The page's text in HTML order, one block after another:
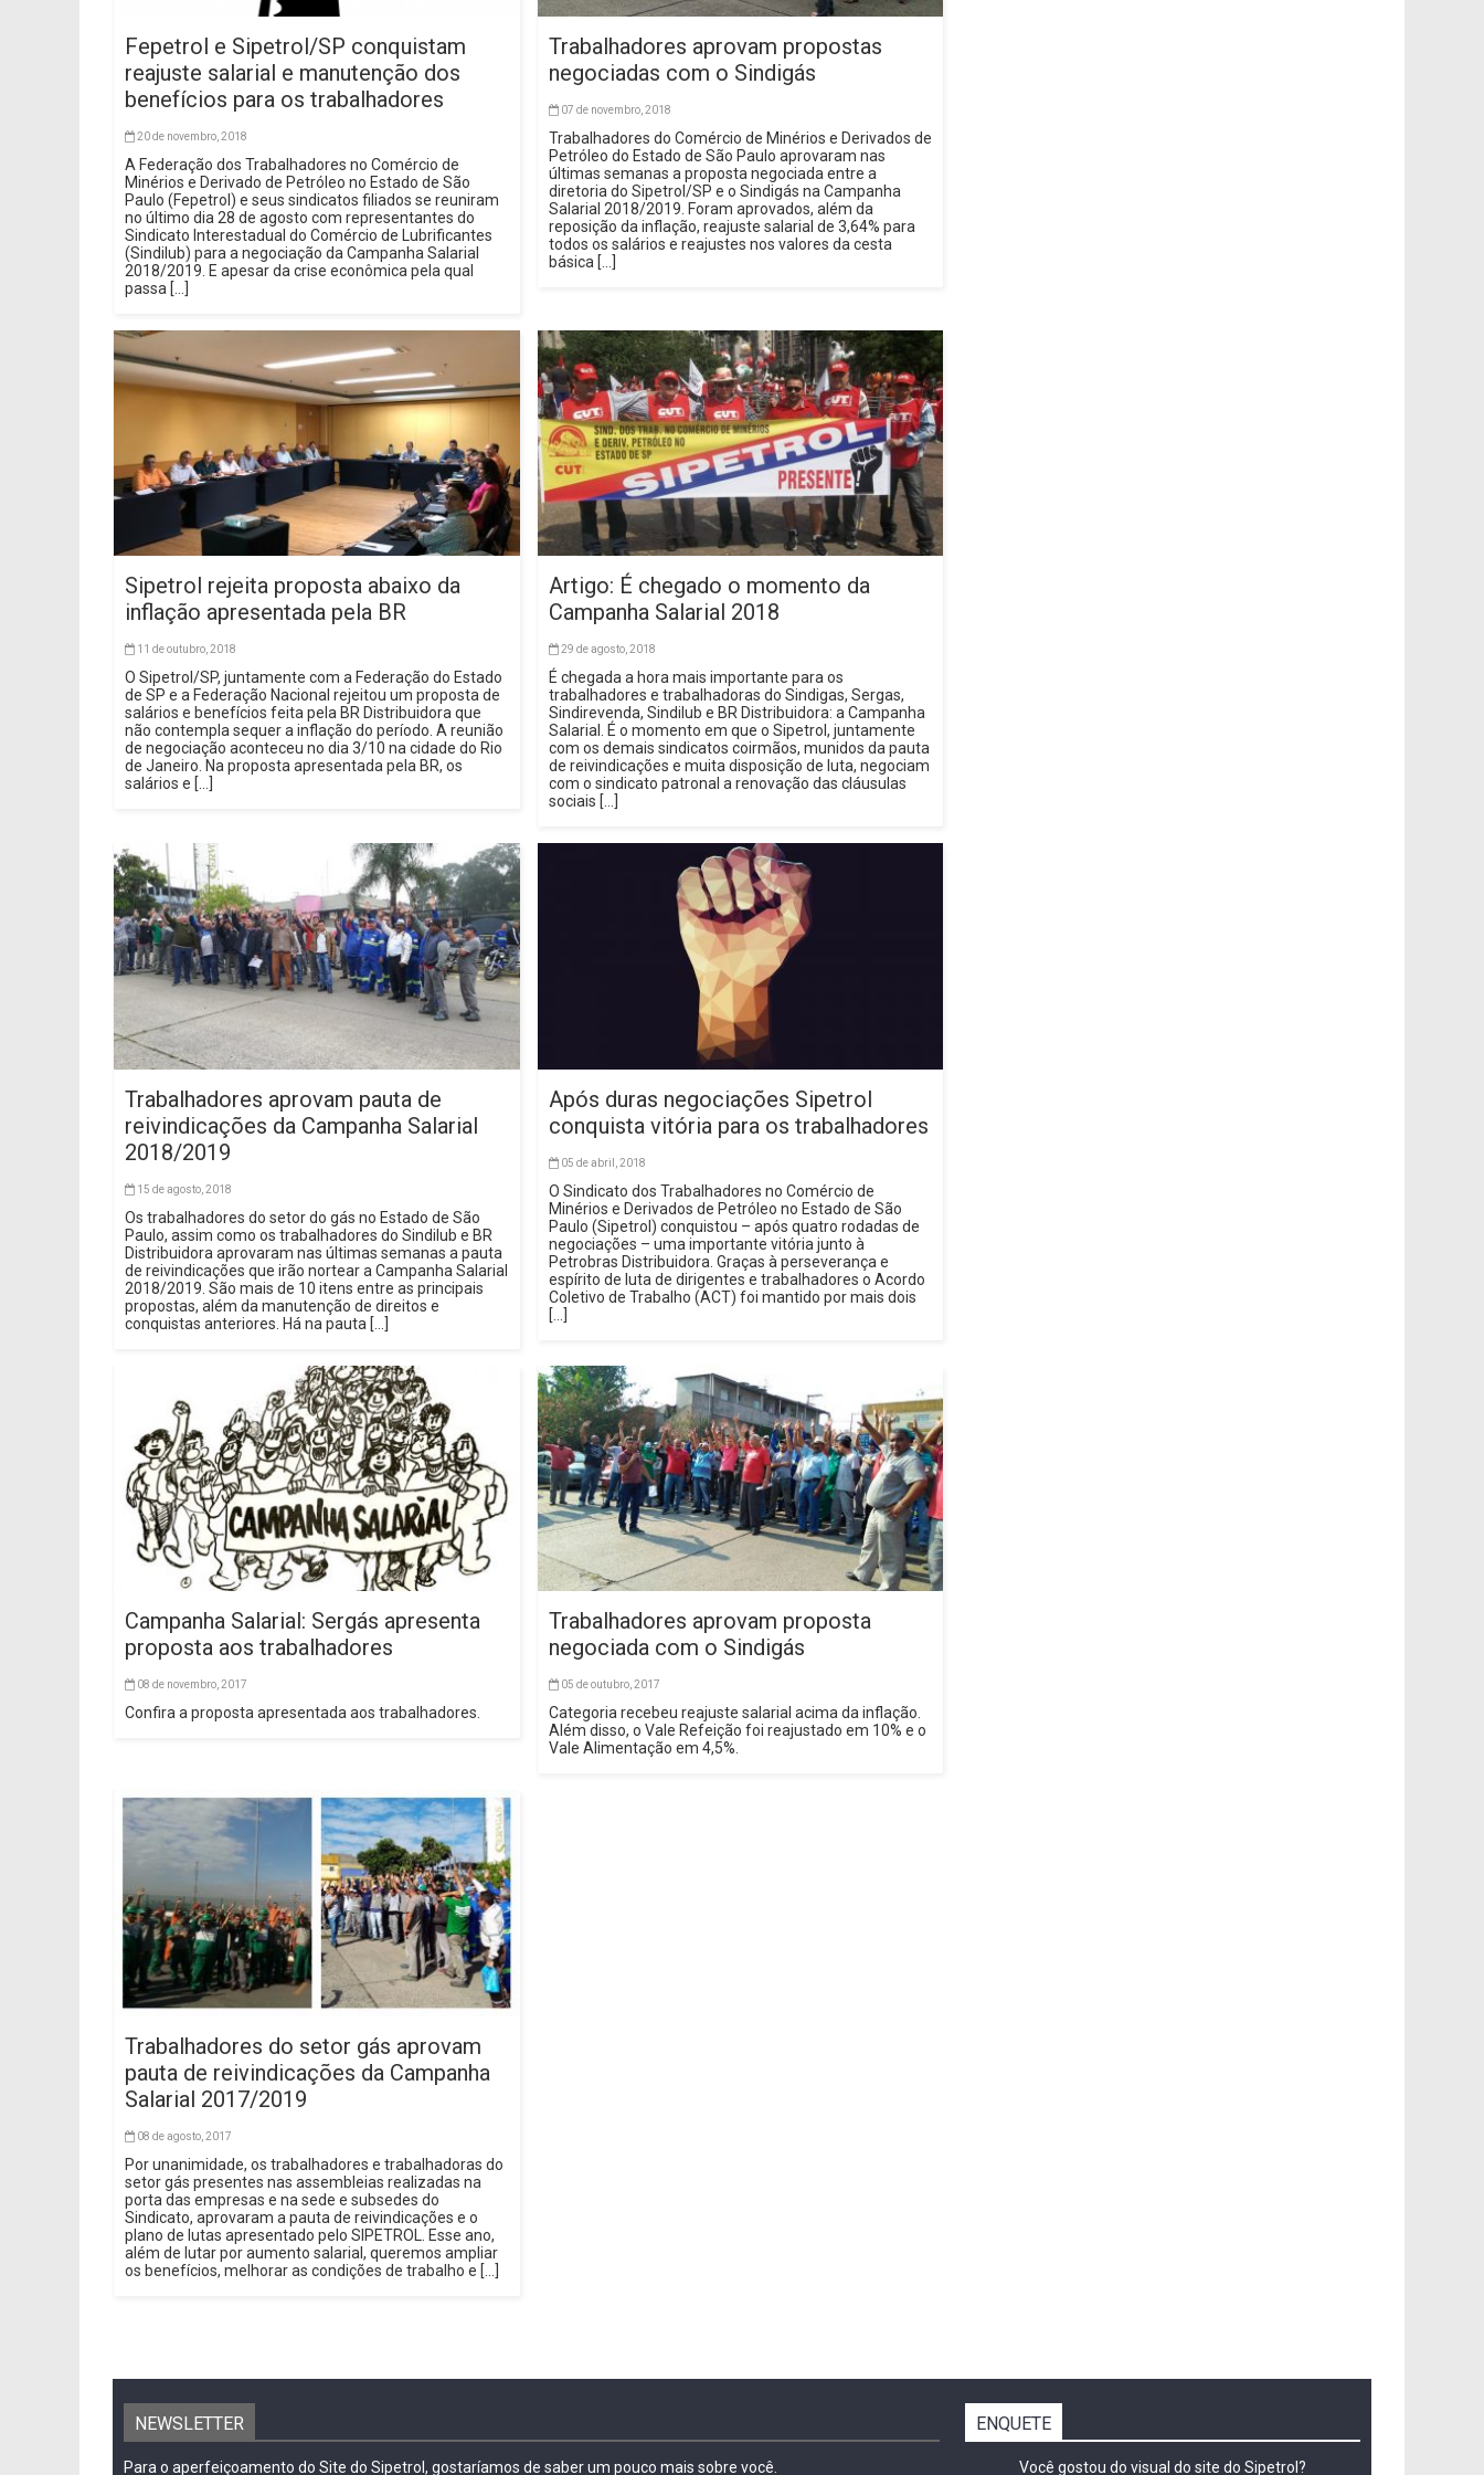
Fepetrol e Sipetrol/SP conquistam
reajuste salarial e manutenção dos
benefícios para os trabalhadores
20 de novembro, 2018
A Federação dos Trabalhadores no Comércio de
Minérios e Derivado de Petróleo no Estado de São
Paulo (Fepetrol) e seus sindicatos filiados se reuniram
no último dia 28 de agosto com representantes do
Sindicato Interestadual do Comércio de Lubrificantes
(Sindilub) para a negociação da Campanha Salarial
2018/2019. E apesar da crise econômica pela qual
passa […]
Trabalhadores aprovam propostas
negociadas com o Sindigás
07 de novembro, 2018
Trabalhadores do Comércio de Minérios e Derivados de
Petróleo do Estado de São Paulo aprovaram nas
últimas semanas a proposta negociada entre a
diretoria do Sipetrol/SP e o Sindigás na Campanha
Salarial 2018/2019. Foram aprovados, além da
reposição da inflação, reajuste salarial de 3,64% para
todos os salários e reajustes nos valores da cesta
básica […]
Sipetrol rejeita proposta abaixo da
inflação apresentada pela BR
11 de outubro, 2018
O Sipetrol/SP, juntamente com a Federação do Estado
de SP e a Federação Nacional rejeitou um proposta de
salários e benefícios feita pela BR Distribuidora que
não contempla sequer a inflação do período. A reunião
de negociação aconteceu no dia 3/10 na cidade do Rio
de Janeiro. Na proposta apresentada pela BR, os
salários e […]
Artigo: É chegado o momento da
Campanha Salarial 2018
29 de agosto, 2018
É chegada a hora mais importante para os
trabalhadores e trabalhadoras do Sindigas, Sergas,
Sindirevenda, Sindilub e BR Distribuidora: a Campanha
Salarial. É o momento em que o Sipetrol, juntamente
com os demais sindicatos coirmãos, munidos da pauta
de reivindicações e muita disposição de luta, negociam
com o sindicato patronal a renovação das cláusulas
sociais […]
Trabalhadores aprovam pauta de
reivindicações da Campanha Salarial
2018/2019
15 de agosto, 2018
Os trabalhadores do setor do gás no Estado de São
Paulo, assim como os trabalhadores do Sindilub e BR
Distribuidora aprovaram nas últimas semanas a pauta
de reivindicações que irão nortear a Campanha Salarial
2018/2019. São mais de 10 itens entre as principais
propostas, além da manutenção de direitos e
conquistas anteriores. Há na pauta […]
Após duras negociações Sipetrol
conquista vitória para os trabalhadores
05 de abril, 2018
O Sindicato dos Trabalhadores no Comércio de
Minérios e Derivados de Petróleo no Estado de São
Paulo (Sipetrol) conquistou – após quatro rodadas de
negociações – uma importante vitória junto à
Petrobras Distribuidora. Graças à perseverança e
espírito de luta de dirigentes e trabalhadores o Acordo
Coletivo de Trabalho (ACT) foi mantido por mais dois
[…]
Campanha Salarial: Sergás apresenta
proposta aos trabalhadores
08 de novembro, 2017
Confira a proposta apresentada aos trabalhadores.
Trabalhadores aprovam proposta
negociada com o Sindigás
05 de outubro, 2017
Categoria recebeu reajuste salarial acima da inflação.
Além disso, o Vale Refeição foi reajustado em 10% e o
Vale Alimentação em 4,5%.
Trabalhadores do setor gás aprovam
pauta de reivindicações da Campanha
Salarial 2017/2019
08 de agosto, 2017
Por unanimidade, os trabalhadores e trabalhadoras do
setor gás presentes nas assembleias realizadas na
porta das empresas e na sede e subsedes do
Sindicato, aprovaram a pauta de reivindicações e o
plano de lutas apresentado pelo SIPETROL. Esse ano,
além de lutar por aumento salarial, queremos ampliar
os benefícios, melhorar as condições de trabalho e […]
NEWSLETTER
Para o aperfeiçoamento do Site do Sipetrol, gostaríamos de saber um pouco mais sobre você.
ENQUETE
Você gostou do visual do site do Sipetrol?